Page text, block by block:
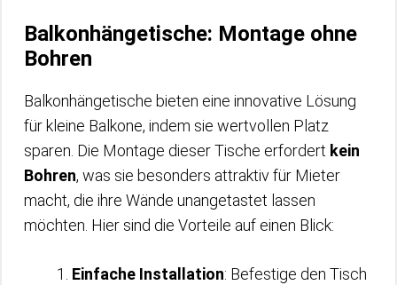
Balkonhängetische: Montage ohne
Bohren
Balkonhängetische bieten eine innovative Lösung
für kleine Balkone, indem sie wertvollen Platz
sparen. Die Montage dieser Tische erfordert kein
Bohren, was sie besonders attraktiv für Mieter
macht, die ihre Wände unangetastet lassen
möchten. Hier sind die Vorteile auf einen Blick:
Einfache Installation: Befestige den Tisch